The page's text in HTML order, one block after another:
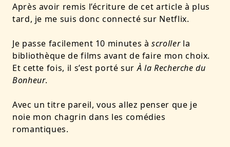
Après avoir remis l’écriture de cet article à plus
tard, je me suis donc connecté sur Netflix.
Je passe facilement 10 minutes àscrollerla
bibliothèque de films avant de faire mon choix.
Et cette fois, il s’est porté surÀ la Recherche du
Bonheur.
Avec un titre pareil, vous allez penser que je
noie mon chagrin dans les comédies
romantiques.